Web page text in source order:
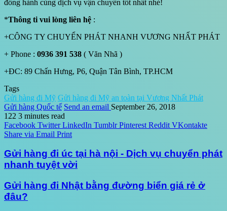
đồng hành cùng dịch vụ vận chuyển tốt nhất nhé!
*Thông ti vui lòng liên hệ :
+CÔNG TY CHUYỂN PHÁT NHANH VƯƠNG NHẤT PHÁT
+ Phone : 0936 391 538 ( Văn Nhã )
+ĐC: 89 Chấn Hưng, P6, Quận Tân Bình, TP.HCM
Tags
Gửi hàng đi Mỹ Gửi hàng đi Mỹ an toàn tại Vương Nhất Phát
Gửi hàng Quốc tế Send an email September 26, 2018
122 3 minutes read
Facebook Twitter LinkedIn Tumblr Pinterest Reddit VKontakte
Share via Email Print
Gửi hàng đi úc tại hà nội - Dịch vụ chuyển phát
nhanh tuyệt vời
Gửi hàng đi Nhật bằng đường biển giá rẻ ở
đâu?